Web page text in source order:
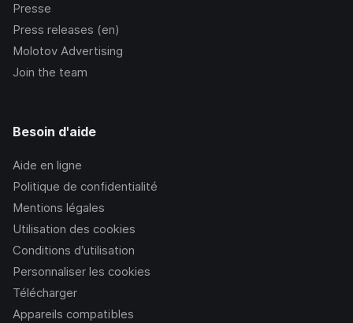
Presse
Press releases (en)
Molotov Advertising
Join the team
Besoin d'aide
Aide en ligne
Politique de confidentialité
Mentions légales
Utilisation des cookies
Conditions d’utilisation
Personnaliser les cookies
Télécharger
Appareils compatibles